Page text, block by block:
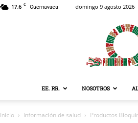
17.6 C Cuernavaca domingo 9 agosto 2026
EE. RR. NOSOTROS
Inicio Información de salud Productos